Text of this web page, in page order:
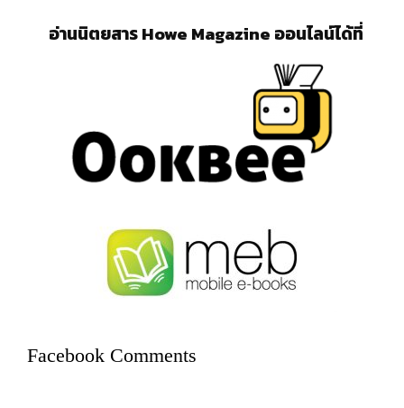
อ่านนิตยสาร Howe Magazine ออนไลน์ได้ที่
Facebook Comments